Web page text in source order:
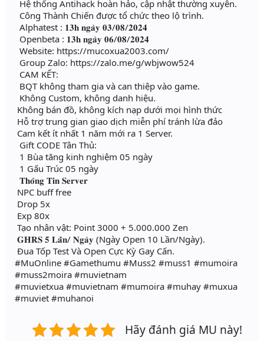
Hệ thống Antihack hoàn hảo, cập nhật thường xuyên.
Công Thành Chiến được tổ chức theo lộ trình.
Alphatest : 𝟏𝟑𝐡 𝐧𝐠𝐚̀𝐲 𝟎𝟑/𝟎𝟖/𝟐𝟎𝟐𝟒
Openbeta : 𝟏𝟑𝐡 𝐧𝐠𝐚̀𝐲 𝟎𝟔/𝟎𝟖/𝟐𝟎𝟐𝟒
Website: https://mucoxua2003.com/
Group Zalo: https://zalo.me/g/wbjwow524
CAM KẾT:
BQT không tham gia và can thiệp vào game.
Không Custom, không danh hiệu.
Không bán đồ, không kích nạp dưới mọi hình thức
Hỗ trợ trung gian giao dịch miễn phí tránh lừa đảo
Cam kết ít nhất 1 năm mới ra 1 Server.
Gift CODE Tân Thủ:
1 Bùa tăng kinh nghiệm 05 ngày
1 Gấu Trúc 05 ngày
𝐓𝐡𝐨̂𝐧𝐠 𝐓𝐢𝐧 𝐒𝐞𝐫𝐯𝐞𝐫
NPC buff free
Drop 5x
Exp 80x
Tạo nhân vật: Point 3000 + 5.000.000 Zen
𝐆𝐇𝐑𝐒 𝟓 𝐋𝐚̂̀𝐧/ 𝐍𝐠𝐚̀𝐲 (Ngày Open 10 Lần/Ngày).
Đua Tốp Test Và Open Cực Kỳ Gay Cấn.
#MuOnline #Gamethumu #Muss2 #muss1 #mumoira
#muss2moira #muvietnam
#muvietxua #muvietnam #mumoira #muhay #muxua
#muviet #muhanoi
Hãy đánh giá MU này!